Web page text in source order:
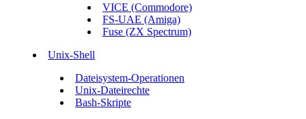
VICE (Commodore)
FS-UAE (Amiga)
Fuse (ZX Spectrum)
Unix-Shell
Dateisystem-Operationen
Unix-Dateirechte
Bash-Skripte